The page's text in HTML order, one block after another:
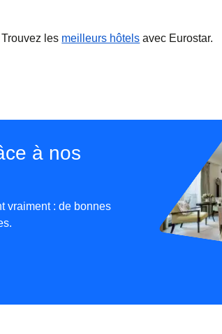
les meilleurs hôtels avec Eurostar.
à nos
vraiment : de bonnes